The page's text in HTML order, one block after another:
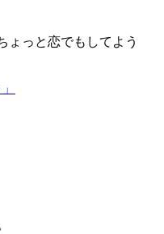
ょっと恋でもしてよう